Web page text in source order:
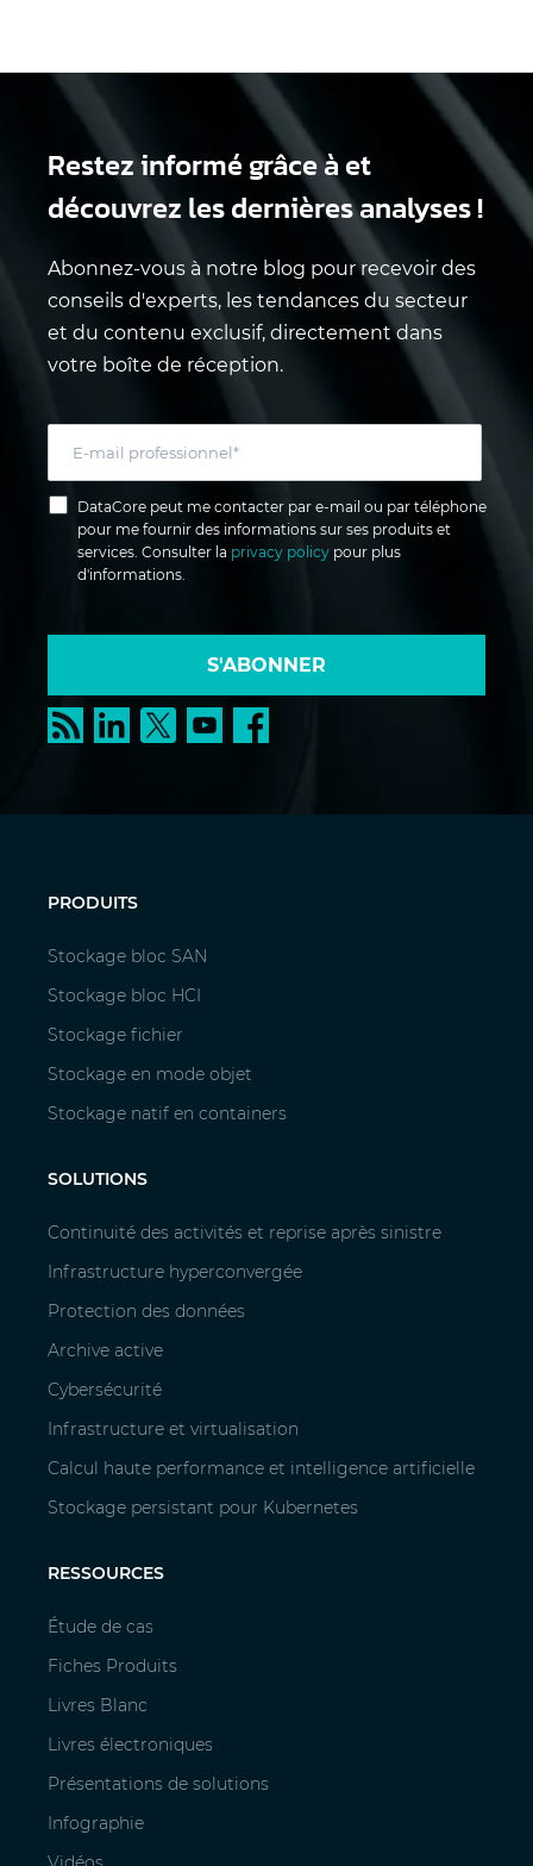
Restez informé grâce à et
découvrez les dernières analyses !
Abonnez-vous à notre blog pour recevoir des
conseils d'experts, les tendances du secteur
et du contenu exclusif, directement dans
votre boîte de réception.
DataCore peut me contacter par e-mail ou par téléphone
pour me fournir des informations sur ses produits et
services. Consulter la privacy policy pour plus
d'informations.
S'ABONNER
PRODUITS
Stockage bloc SAN
Stockage bloc HCI
Stockage fichier
Stockage en mode objet
Stockage natif en containers
SOLUTIONS
Continuité des activités et reprise après sinistre
Infrastructure hyperconvergée
Protection des données
Archive active
Cybersécurité
Infrastructure et virtualisation
Calcul haute performance et intelligence artificielle
Stockage persistant pour Kubernetes
RESSOURCES
Étude de cas
Fiches Produits
Livres Blanc
Livres électroniques
Présentations de solutions
Infographie